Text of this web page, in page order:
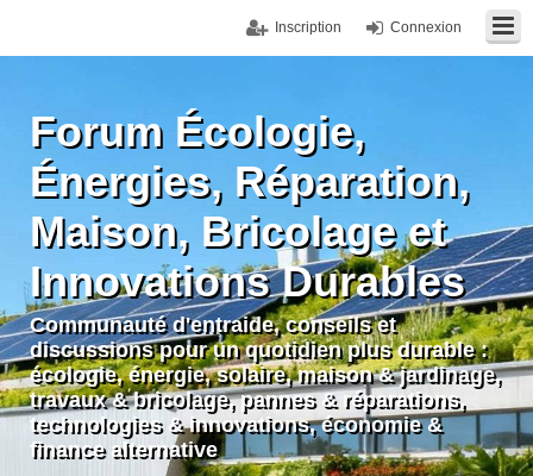
Connexion
Inscription
Forum Écologie,
Énergies, Réparation,
Maison, Bricolage et
Innovations Durables
Communauté d'entraide, conseils et
discussions pour un quotidien plus durable :
écologie, énergie, solaire, maison & jardinage,
travaux & bricolage, pannes & réparations,
technologies & innovations, économie &
finance alternative